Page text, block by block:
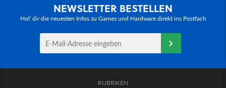
NEWSLETTER BESTELLEN
Hol' dir die neuesten Infos zu Games und Hardware direkt ins Postfach
RUBRIKEN